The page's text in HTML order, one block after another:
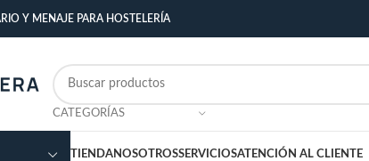
Y MENAJE PARA HOSTELERÍA
CATEGORÍAS
TIENDANOSOTROSSERVICIOSATENCIÓN AL CLIENTE